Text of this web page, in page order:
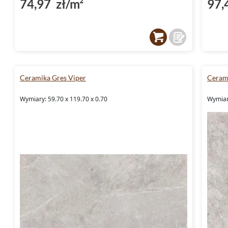
rodzaju wykończenie nie tylko podkreśla
wybór dla osób, które cenią sobie zarówno
którzy marzą o przestrzeni pełnej
antypoślizgowym właściwościom R10,
w mokrych warunkach. Ich struktura
się w nowoczesne aranżacje łazienek,
ponadczasowego charakteru. Szary kolor
dla różnych dodatków, pozwalając na
Płytki do kuchni - trwałość i
74,97 zł/m²
Ceramika Gres Viper
Wymiary: 59.70 x 119.70 x 0.70